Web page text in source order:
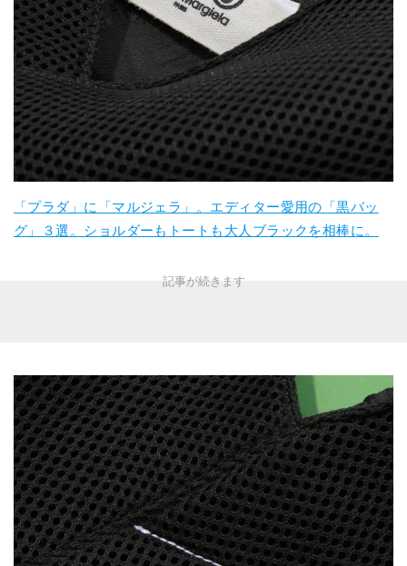
「プラダ」に「マルジェラ」。エディター愛用の「黒バッ
グ」３選。ショルダーもトートも大人ブラックを相棒に。